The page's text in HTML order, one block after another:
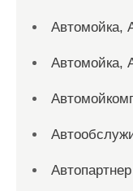
Автомойка,
Автомойка,
Автопартнер